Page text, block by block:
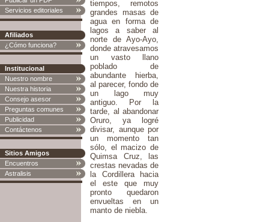
Servicios editoriales
Afiliados
¿Cómo funciona?
Institucional
Nuestro nombre
Nuestra historia
Consejo asesor
Preguntas comunes
Publicidad
Contáctenos
Sitios Amigos
Encuentros
Astralisis
tiempos, remotos
grandes masas de
agua en forma de
lagos a saber al
norte de Ayo-Ayo,
donde atravesamos
un vasto llano
poblado de
abundante hierba,
al parecer, fondo de
un lago muy
antiguo. Por la
tarde, al abandonar
Oruro, ya logré
divisar, aunque por
un momento tan
sólo, el macizo de
Quimsa Cruz, las
crestas nevadas de
la Cordillera hacia
el este que muy
pronto quedaron
envueltas en un
manto de niebla.